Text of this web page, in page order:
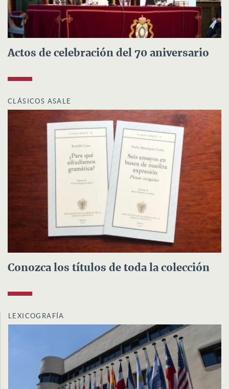
Actos de celebración del 70 aniversario
CLÁSICOS ASALE
Conozca los títulos de toda la colección
LEXICOGRAFÍA